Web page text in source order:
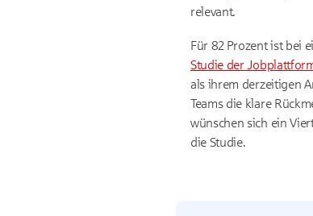
relevant.
Für 82 Prozent ist bei
Studie der
als ihrem derzeitigen
Teams die klare
wünschen sich ein
die Studie.